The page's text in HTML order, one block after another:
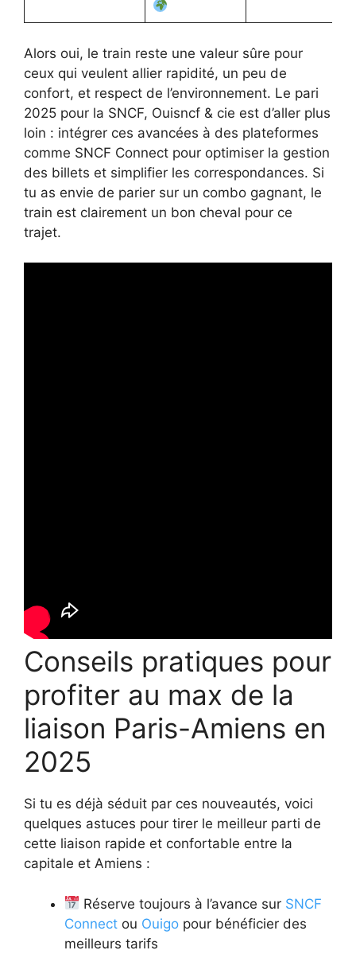
Alors oui, le train reste une valeur sûre pour
ceux qui veulent allier rapidité, un peu de
confort, et respect de l’environnement. Le pari
2025 pour la SNCF, Ouisncf & cie est d’aller plus
loin : intégrer ces avancées à des plateformes
comme SNCF Connect pour optimiser la gestion
des billets et simplifier les correspondances. Si
tu as envie de parier sur un combo gagnant, le
train est clairement un bon cheval pour ce
trajet.
Conseils pratiques pour
profiter au max de la
liaison Paris-Amiens en
2025
Si tu es déjà séduit par ces nouveautés, voici
quelques astuces pour tirer le meilleur parti de
cette liaison rapide et confortable entre la
capitale et Amiens :
Réserve toujours à l’avance sur SNCF
Connect ou Ouigo pour bénéficier des
meilleurs tarifs